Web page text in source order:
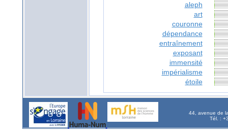
aleph
art
couronne
dépendance
entraînement
exposant
immensité
impérialisme
étoile
44, avenue de
Tél. :